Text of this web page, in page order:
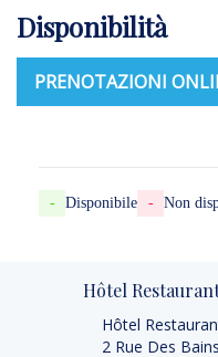
Disponibilità
PRENOTAZIONI
- Disponibile - Non
Hôtel
Hôtel
2 Rue Des